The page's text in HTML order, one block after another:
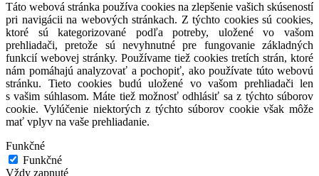
Táto webová stránka používa cookies na zlepšenie vašich skúseností
pri navigácii na webových stránkach. Z týchto cookies sú cookies,
ktoré sú kategorizované podľa potreby, uložené vo vašom
prehliadači, pretože sú nevyhnutné pre fungovanie základných
funkcií webovej stránky. Používame tiež cookies tretích strán, ktoré
nám pomáhajú analyzovať a pochopiť, ako používate túto webovú
stránku. Tieto cookies budú uložené vo vašom prehliadači len
s vašim súhlasom. Máte tiež možnosť odhlásiť sa z týchto súborov
cookie. Vylúčenie niektorých z týchto súborov cookie však môže
mať vplyv na vaše prehliadanie.
Funkčné
Funkčné
Vždy zapnuté